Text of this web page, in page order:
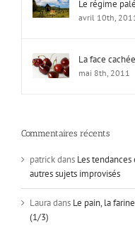
Le régime
avril 10th, 2011
La face
mai 8th, 2011
Commentaires récents
patrickdans Les
autres sujets improvisés
Lauradans Le pain, la
(1/3)